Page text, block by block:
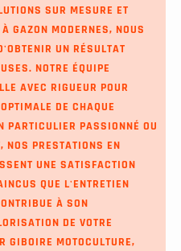
SUR MESURE ET
GAZON MODERNES, NOUS
UN RÉSULTAT
NOTRE ÉQUIPE
AVEC RIGUEUR POUR
DE CHAQUE
PARTICULIER PASSIONNÉ OU
NOS PRESTATIONS EN
UNE SATISFACTION
QUE L'ENTRETIEN
À SON
DE VOTRE
GIBOIRE MOTOCULTURE,